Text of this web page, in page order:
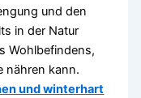
und den
in der Natur
Wohlbefindens,
nähren kann.
und winterhart